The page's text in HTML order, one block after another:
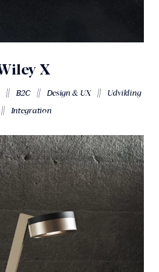
X
|| B2C || Design & UX || Udvikling
|| Integration